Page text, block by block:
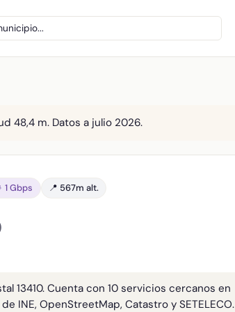
48,4 m. Datos a julio 2026.
1 Gbps 📍 567m alt.
13410. Cuenta con 10 servicios cercanos en
INE, OpenStreetMap, Catastro y SETELECO.